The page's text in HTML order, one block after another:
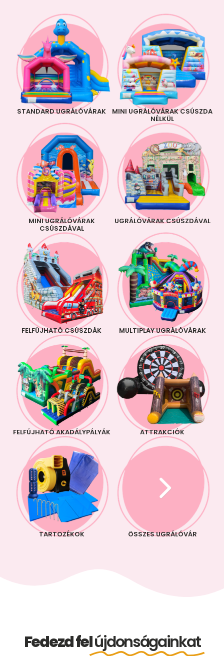
STANDARD UGRÁLÓVÁRAK MINI UGRÁLÓVÁRAK CSÚSZDA
NÉLKÜL
MINI UGRÁLÓVÁRAK
CSÚSZDÁVAL
UGRÁLÓVÁRAK CSÚSZDÁVAL
FELFÚJHATÓ CSÚSZDÁK MULTIPLAY UGRÁLÓVÁRAK
FELFÚJHATÓ AKADÁLYPÁLYÁK ATTRAKCIÓK
TARTOZÉKOK ÖSSZES UGRÁLÓVÁR
Fedezd felújdonságainkat